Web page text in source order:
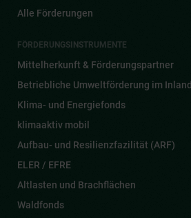
Alle Förderungen
FÖRDERUNGSINSTRUMENTE
Mittelherkunft & Förderungspartner
Betriebliche Umweltförderung im Inland
Klima- und Energiefonds
klimaaktiv mobil
Aufbau- und Resilienzfazilität (ARF)
ELER / EFRE
Altlasten und Brachflächen
Waldfonds